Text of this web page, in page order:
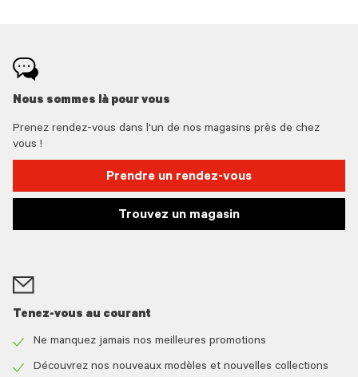
Nous sommes là pour vous
Prenez rendez-vous dans l'un de nos magasins près de chez
vous !
Prendre un rendez-vous
Trouvez un magasin
Tenez-vous au courant
icon
Ne manquez jamais nos meilleures promotions
Découvrez nos nouveaux modèles et nouvelles collections